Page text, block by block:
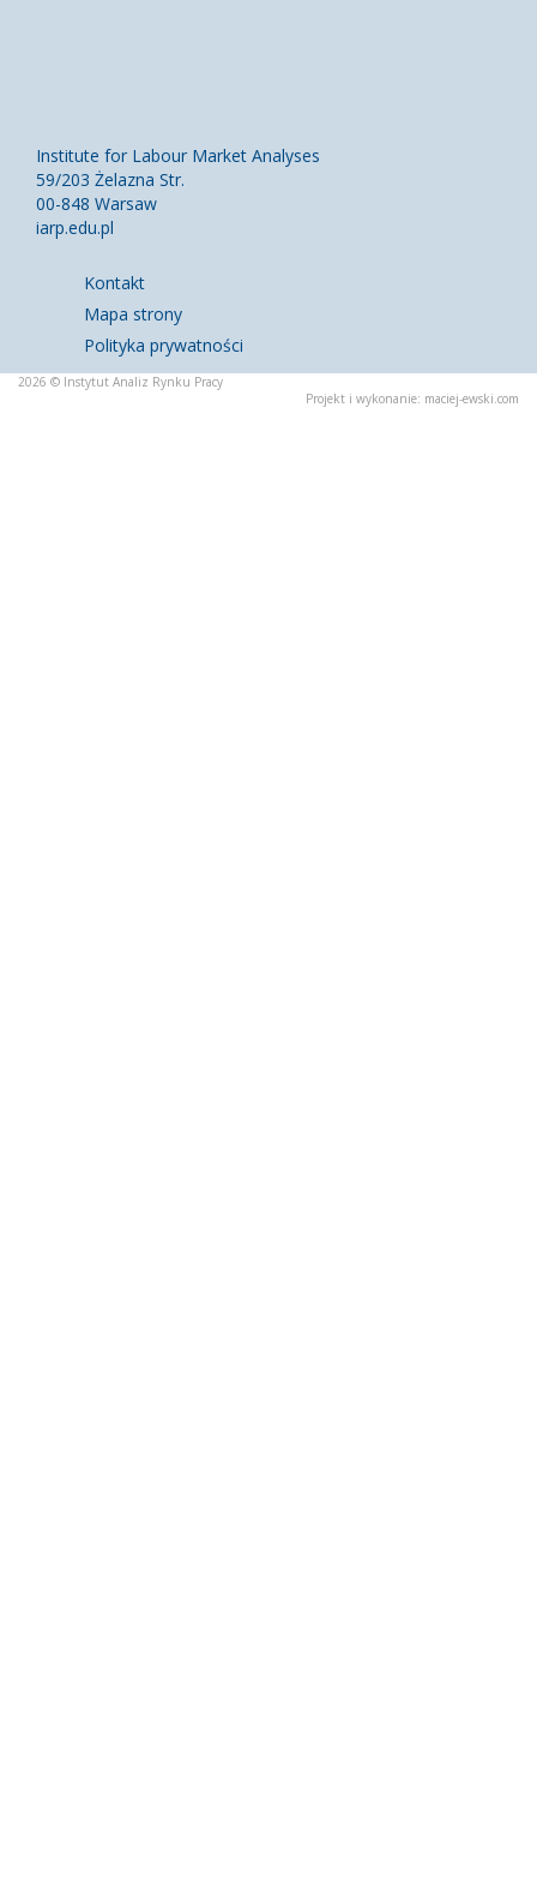
Institute for Labour Market Analyses
59/203 Żelazna Str.
00-848 Warsaw
iarp.edu.pl
Kontakt
Mapa strony
Polityka prywatności
2026 © Instytut Analiz Rynku Pracy
Projekt i wykonanie: maciej-ewski.com